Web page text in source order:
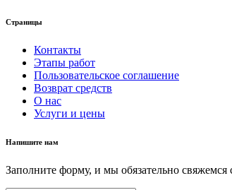
Страницы
Контакты
Этапы работ
Пользовательское соглашение
Возврат средств
О нас
Услуги и цены
Напишите нам
Заполните форму, и мы обязательно